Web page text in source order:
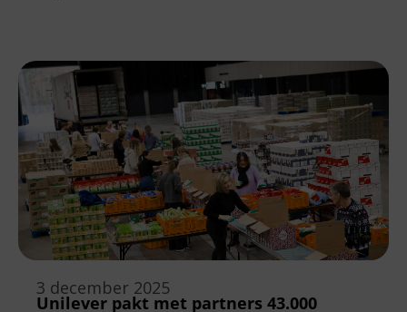
3 december 2025
Unilever pakt met partners 43.000